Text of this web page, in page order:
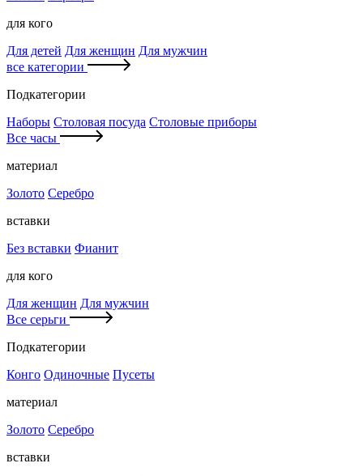
для кого
Для детей Для женщин Для мужчин
все категории
Подкатегории
Наборы Столовая посуда Столовые приборы
Все часы
материал
Золото Серебро
вставки
Без вставки Фианит
для кого
Для женщин Для мужчин
Все серьги
Подкатегории
Конго Одиночные Пусеты
материал
Золото Серебро
вставки